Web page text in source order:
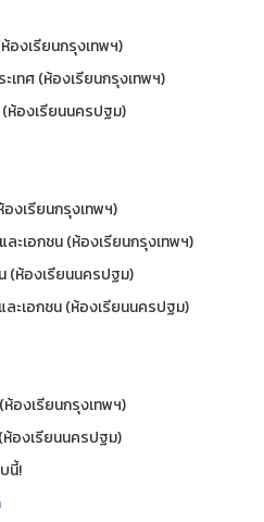
องเรียนกรุงเทพฯ)
เทศ (ห้องเรียนกรุงเทพฯ)
ห้องเรียนนครปฐม)
งเรียนกรุงเทพฯ)
ะเอกชน (ห้องเรียนกรุงเทพฯ)
(ห้องเรียนนครปฐม)
ะเอกชน (ห้องเรียนนครปฐม)
องเรียนกรุงเทพฯ)
ห้องเรียนนครปฐม)
นี้!